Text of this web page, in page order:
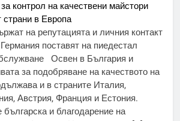
контрол на качествени майстори
в Европа
на репутацията и личния контакт
поставят на пиедестал
Освен в България и
за подобряване на качеството на
и в страните Италия,
Австрия, Франция и Естония.
българска и благодарение на